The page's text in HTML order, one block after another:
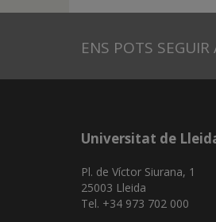
ENS POTS SEGUIR
Universitat de
Pl. de Víctor Siurana, 1
25003 Lleida
Tel. +34 973 702 000